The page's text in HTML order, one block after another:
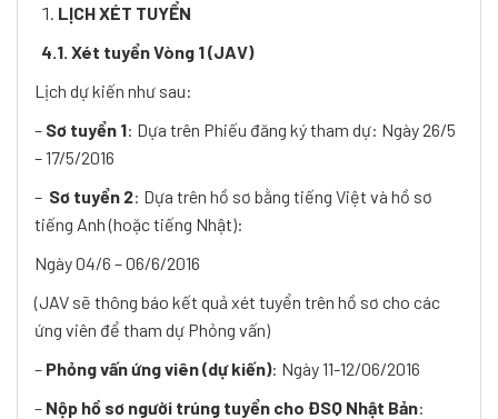
LỊCH XÉT TUYỂN
4.1. Xét tuyển Vòng 1 (JAV)
Lịch dự kiến như sau:
– Sơ tuyển 1: Dựa trên Phiếu đăng ký tham dự: Ngày 26/5
– 17/5/2016
– Sơ tuyển 2: Dựa trên hồ sơ bằng tiếng Việt và hồ sơ
tiếng Anh (hoặc tiếng Nhật):
Ngày 04/6 – 06/6/2016
(JAV sẽ thông báo kết quả xét tuyển trên hồ sơ cho các
ứng viên để tham dự Phỏng vấn)
– Phỏng vấn ứng viên (dự kiến): Ngày 11-12/06/2016
– Nộp hồ sơ người trúng tuyển cho ĐSQ Nhật Bản: